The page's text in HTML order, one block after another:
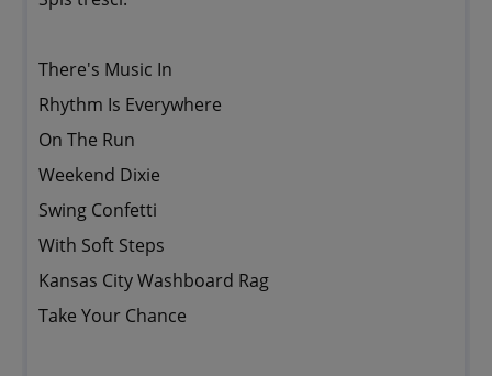
There's Music In
Rhythm Is Everywhere
On The Run
Weekend Dixie
Swing Confetti
With Soft Steps
Kansas City Washboard Rag
Take Your Chance